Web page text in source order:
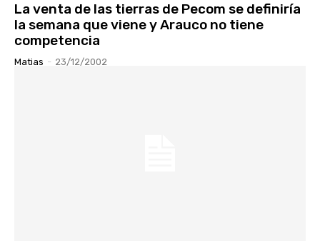
La venta de las tierras de Pecom se definiría
la semana que viene y Arauco no tiene
competencia
Matias - 23/12/2002